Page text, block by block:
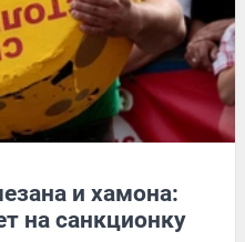
и хамона:
на санкционку